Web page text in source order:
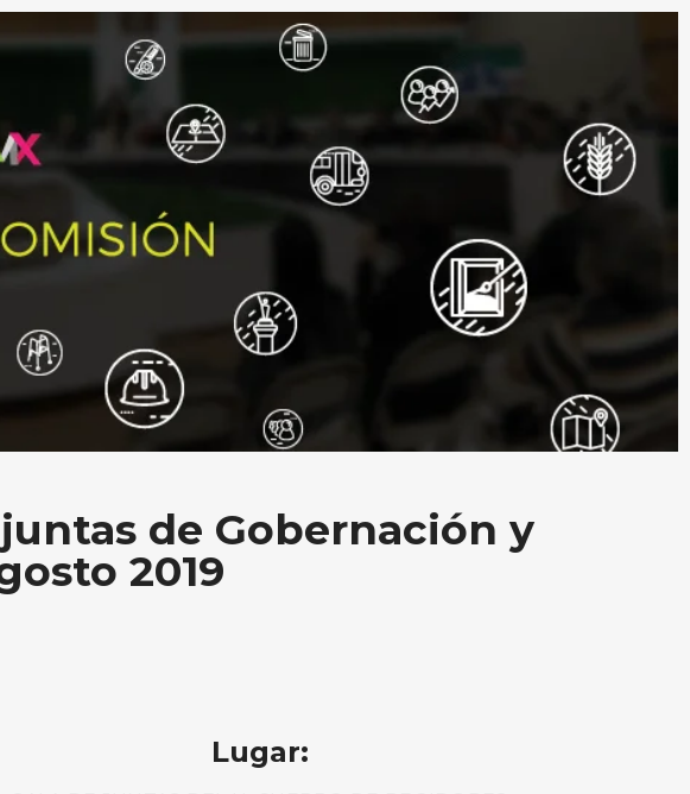
de Gobernación y
2019
Lugar: